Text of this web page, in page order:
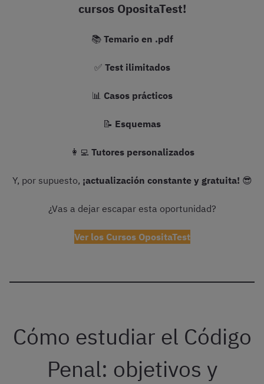
cursos OpositaTest!
📚 Temario en .pdf
✅ Test ilimitados
📊 Casos prácticos
📝 Esquemas
👩‍💻 Tutores personalizados
Y, por supuesto, ¡actualización constante y gratuita! 😎
¿Vas a dejar escapar esta oportunidad?
Ver los Cursos OpositaTest
Cómo estudiar el Código
Penal: objetivos y